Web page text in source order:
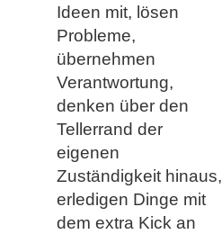
Ideen mit, lösen
Probleme,
übernehmen
Verantwortung,
denken über den
Tellerrand der
eigenen
Zuständigkeit hinaus,
erledigen Dinge mit
dem extra Kick an